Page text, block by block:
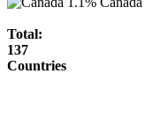
Total:
137
Countries